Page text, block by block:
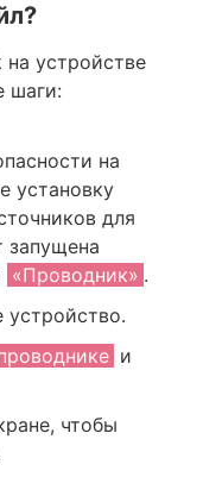
устройстве
шаги:
на
установку
для
запущена
«Проводник» .
устройство.
и
чтобы